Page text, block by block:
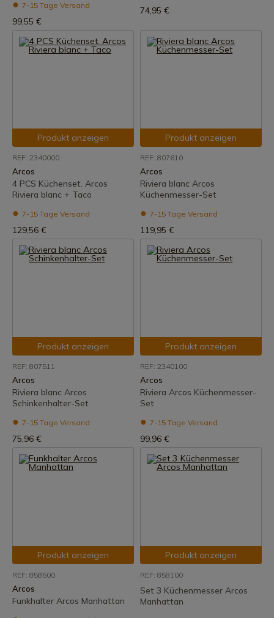
7-15 Tage Versand
99,55 €
74,95 €
Produkt anzeigen
REF: 2340000
Arcos
4 PCS Küchenset. Arcos
Riviera blanc + Taco
7-15 Tage Versand
129,56 €
Produkt anzeigen
REF: 807610
Arcos
Riviera blanc Arcos
Küchenmesser-Set
7-15 Tage Versand
119,95 €
Produkt anzeigen
REF: 807511
Arcos
Riviera blanc Arcos
Schinkenhalter-Set
7-15 Tage Versand
75,96 €
Produkt anzeigen
REF: 2340100
Arcos
Riviera Arcos Küchenmesser-
Set
7-15 Tage Versand
99,96 €
Produkt anzeigen
REF: 858500
Arcos
Funkhalter Arcos Manhattan
Produkt anzeigen
REF: 858100
Set 3 Küchenmesser Arcos
Manhattan